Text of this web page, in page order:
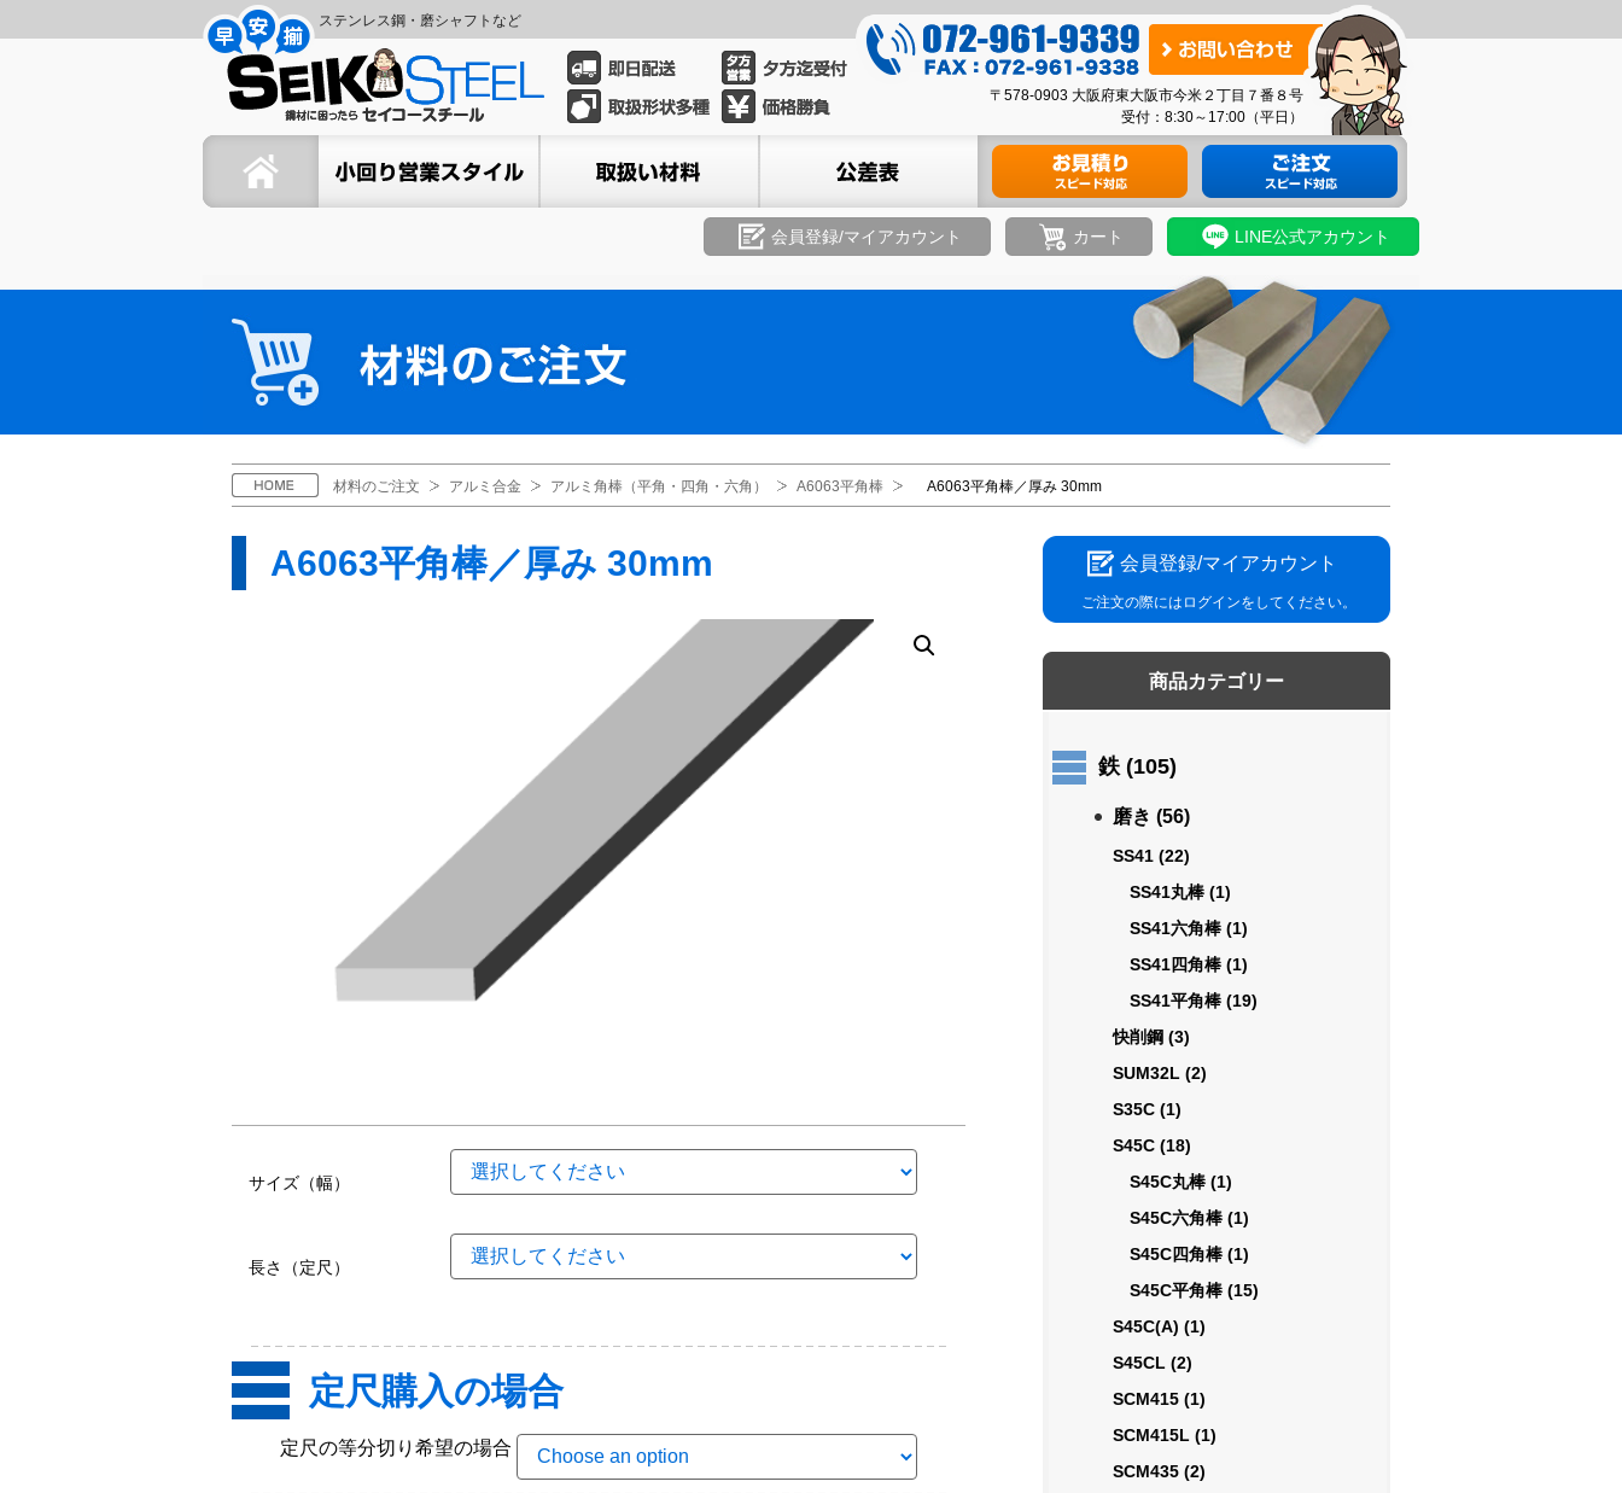
ン
ビ
ステンレス鋼・磨シャフトなど
セ
イ
ス
ル
0
7
1
-
9
0
6
1
-
お
い
合
〒578-0903 大阪府東大阪市今米２丁目７番８号
受付：8:30～17:00（平日）
ホーム 材料のお見積り 材料のご注文
会員登録/マイアカウント カート LINE公式アカウント
材
料
H
O
E
材料のご注文 アルミ合金 アルミ角棒（平角・四角・六角） A6063平角棒 A6063平角棒／厚み 30mm
A6063平角棒／厚み 30mm
サイズ（幅）
長さ（定尺）
定尺購入の場合
定尺の等分切り希望の場合
会員登録/マイアカウント
ご注文の際にはログインをしてください。
商品カテゴリー
鉄 (105)
磨き (56)
SS41 (22)
SS41丸棒 (1)
SS41六角棒 (1)
SS41四角棒 (1)
SS41平角棒 (19)
快削鋼 (3)
SUM32L (2)
S35C (1)
S45C (18)
S45C丸棒 (1)
S45C六角棒 (1)
S45C四角棒 (1)
S45C平角棒 (15)
S45C(A) (1)
S45CL (2)
SCM415 (1)
SCM415L (1)
SCM435 (2)